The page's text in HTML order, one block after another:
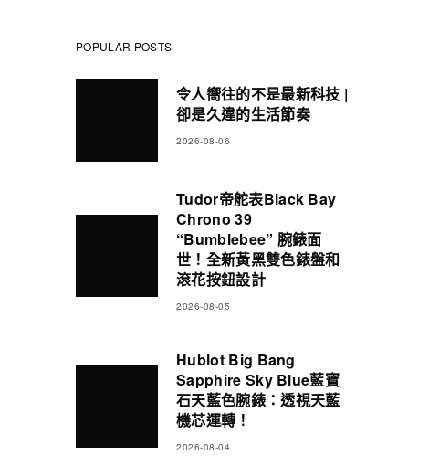
POPULAR POSTS
令人嚮往的不是最新科技 |
卻是久違的生活節奏
2026-08-06
Tudor帝舵表Black Bay
Chrono 39
“Bumblebee” 腕錶面
世！全新黃黑雙色錶盤和
滾花按鈕設計
2026-08-05
Hublot Big Bang
Sapphire Sky Blue藍寶
石天藍色腕錶：透視天藍
機芯運轉！
2026-08-04